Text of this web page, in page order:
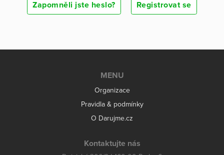
Zapomněli jste heslo? Registrovat se
MENU
Organizace
Pravidla & podmínky
O Darujme.cz
Kontaktujte nás